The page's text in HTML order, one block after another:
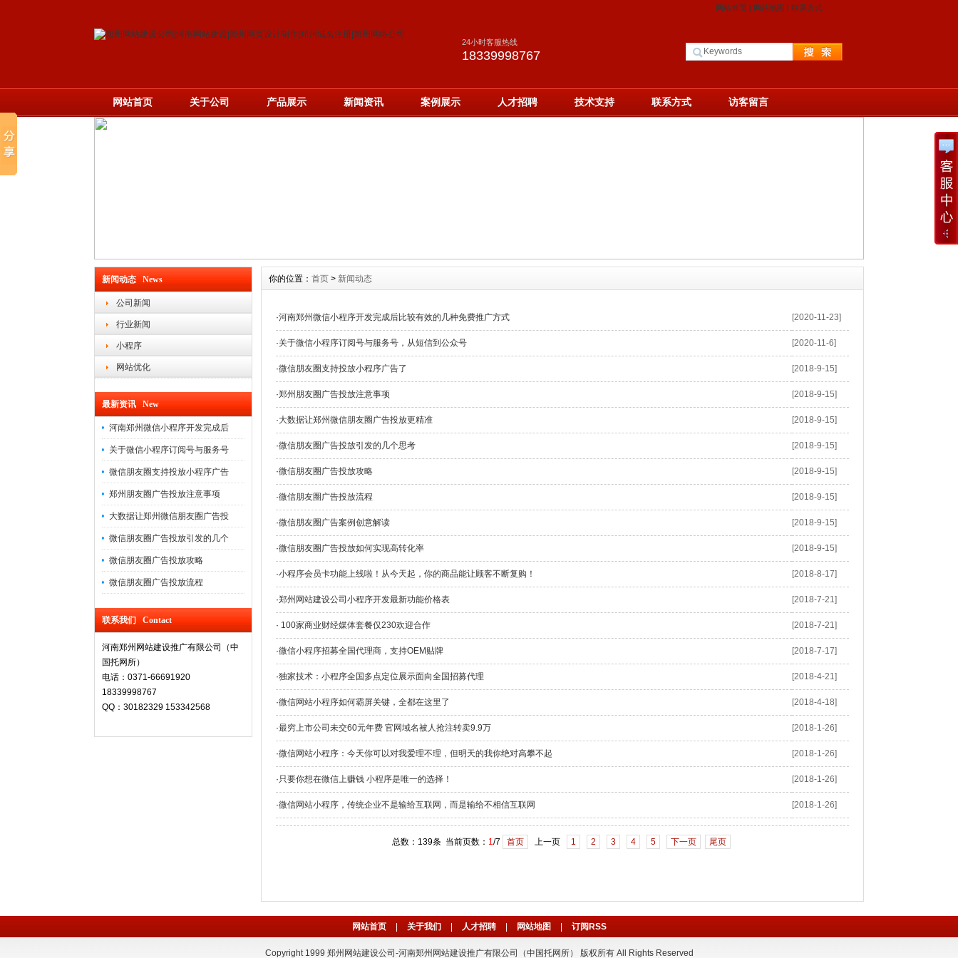
网站首页| 网站地图 | 联系方式
24小时客服热线
18339998767
网站首页 关于公司 产品展示 新闻资讯 案例展示 人才招聘 技术支持 联系方式 访客留言
新闻动态 News
公司新闻
行业新闻
小程序
网站优化
最新资讯 New
河南郑州微信小程序开发完成后
关于微信小程序订阅号与服务号
微信朋友圈支持投放小程序广告
郑州朋友圈广告投放注意事项
大数据让郑州微信朋友圈广告投
微信朋友圈广告投放引发的几个
微信朋友圈广告投放攻略
微信朋友圈广告投放流程
联系我们 Contact
河南郑州网站建设推广有限公司（中
国托网所）
电话：0371-66691920
18339998767
QQ：30182329 153342568
你的位置： 首页 > 新闻动态
·河南郑州微信小程序开发完成后比较有效的几种免费推广方式 [2020-11-23]
·关于微信小程序订阅号与服务号，从短信到公众号 [2020-11-6]
·微信朋友圈支持投放小程序广告了 [2018-9-15]
·郑州朋友圈广告投放注意事项 [2018-9-15]
·大数据让郑州微信朋友圈广告投放更精准 [2018-9-15]
·微信朋友圈广告投放引发的几个思考 [2018-9-15]
·微信朋友圈广告投放攻略 [2018-9-15]
·微信朋友圈广告投放流程 [2018-9-15]
·微信朋友圈广告案例创意解读 [2018-9-15]
·微信朋友圈广告投放如何实现高转化率 [2018-9-15]
·小程序会员卡功能上线啦！从今天起，你的商品能让顾客不断复购！ [2018-8-17]
·郑州网站建设公司小程序开发最新功能价格表 [2018-7-21]
· 100家商业财经媒体套餐仅230欢迎合作 [2018-7-21]
·微信小程序招募全国代理商，支持OEM贴牌 [2018-7-17]
·独家技术：小程序全国多点定位展示面向全国招募代理 [2018-4-21]
·微信网站小程序如何霸屏关键，全都在这里了 [2018-4-18]
·最穷上市公司未交60元年费 官网域名被人抢注转卖9.9万 [2018-1-26]
·微信网站小程序：今天你可以对我爱理不理，但明天的我你绝对高攀不起 [2018-1-26]
·只要你想在微信上赚钱 小程序是唯一的选择！ [2018-1-26]
·微信网站小程序，传统企业不是输给互联网，而是输给不相信互联网 [2018-1-26]
总数：139条 当前页数： 1/7 首页 上一页 1 2 3 4 5 下一页 尾页
网站首页 关于我们 人才招聘 网站地图 订阅RSS
Copyright 1999 郑州网站建设公司-河南郑州网站建设推广有限公司（中国托网所） 版权所有 All Rights Reserved